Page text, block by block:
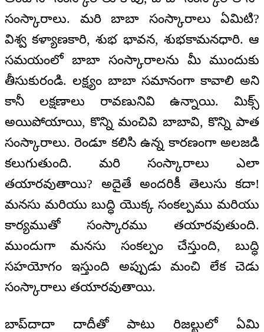
సంస్కారాలు. మరి బాబా సంస్కారాలు ఏమిటి?
విశ్వ కళ్యాణకారి, శుభ భావన, శుభకామనధారి. ఆ
సమయంలో బాబా సంస్కారాలను మీ ముందుకు
తీసుకురండి. లక్ష్యం బాబా సమానంగా కావాలి అని
కానీ లక్షణాలు రావణునివి ఉన్నాయి. మిక్స్‌
అయిపోయాయి, కొన్ని మంచివి బాబావి, కొన్ని పాత
సంస్కారాలు. రెండూ కలిసి ఉన్న కారణంగా అలజడి
కలుగుతుంది. మరి సంస్కారాలు ఎలా
తయారవుతాయి? అదైతే అందరికీ తెలుసు కదా!
మనసు మరియు బుద్ధి యొక్క సంకల్పము మరియు
కార్యముతో సంస్కారము తయారవుతుంది.
ముందుగా మనసు సంకల్పం చేస్తుంది, బుద్ధి
సహయోగం ఇస్తుంది అప్పుడు మంచి లేక చెడు
సంస్కారాలు తయారవుతాయి.
బాప్‌దాదా దాదీతో పాటు రిజల్టులో ఏమి